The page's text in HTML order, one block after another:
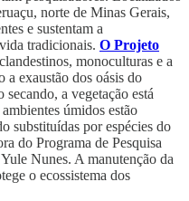
norte de Minas Gerais,
e sustentam a
tradicionais. O Projeto
monoculturas e a
a exaustão dos oásis do
secando, a vegetação está
úmidos estão
substituídas por espécies do
do Programa de Pesquisa
Nunes. A manutenção da
o ecossistema dos